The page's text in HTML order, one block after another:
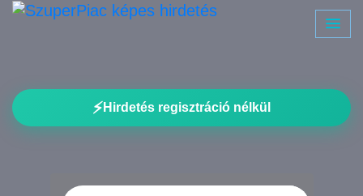
⚡Hirdetés regisztráció nélkül